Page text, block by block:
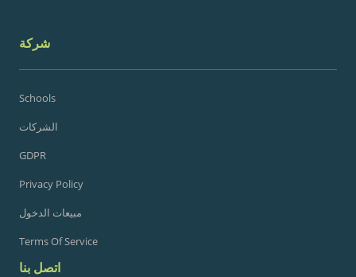
شركة
Schools
الشركات
GDPR
Privacy Policy
مبيعات الدخول
Terms Of Service
اتصل بنا